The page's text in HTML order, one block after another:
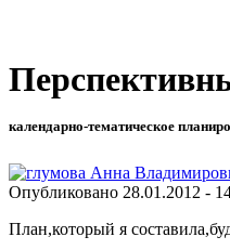
календарно-тематическое
Опубликовано 28.01.2012 -
План,который я